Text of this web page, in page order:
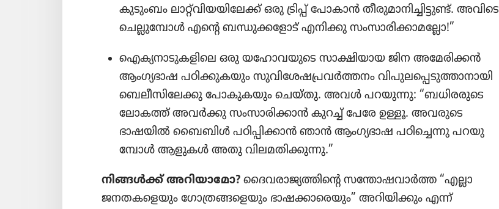
കുടും​ബം ലാറ്റ്‌വി​യ​യി​ലേക്ക്‌ ഒരു ട്രിപ്പ്‌ പോകാൻ തീരു​മാ​നി​ച്ചി​ട്ടുണ്ട്‌. അവിടെ
ചെല്ലു​മ്പോൾ എന്റെ ബന്ധുക്ക​ളോട്‌ എനിക്കു സംസാ​രി​ക്കാ​മ​ല്ലോ!”
ഐക്യ​നാ​ടു​ക​ളി​ലെ ഒരു യഹോ​വ​യു​ടെ സാക്ഷി​യാ​യ ജിന അമേരിക്കൻ
ആംഗ്യ​ഭാ​ഷ പഠിക്കു​ക​യും സുവി​ശേ​ഷ​പ്ര​വർത്ത​നം വിപു​ല​പ്പെ​ടു​ത്താ​നാ​യി
ബെലീ​സി​ലേ​ക്കു പോകു​ക​യും ചെയ്‌തു. അവൾ പറയുന്നു: “ബധിര​രു​ടെ
ലോകത്ത്‌ അവർക്കു സംസാ​രി​ക്കാൻ കുറച്ച്‌ പേരേ ഉള്ളൂ. അവരുടെ
ഭാഷയിൽ ബൈബിൾ പഠിപ്പി​ക്കാൻ ഞാൻ ആംഗ്യ​ഭാ​ഷ പഠി​ച്ചെ​ന്നു പറയു​
മ്പോൾ ആളുകൾ അതു വിലമ​തി​ക്കു​ന്നു.”
നിങ്ങൾക്ക്‌ അറിയാ​മോ? ദൈവ​രാ​ജ്യ​ത്തി​ന്റെ സന്തോ​ഷ​വാർത്ത “എല്ലാ
ജനതക​ളെ​യും ഗോ​ത്ര​ങ്ങ​ളെ​യും ഭാഷക്കാ​രെ​യും” അറിയി​ക്കും എന്ന്‌